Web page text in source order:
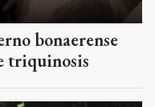
bonaerense
triquinosis